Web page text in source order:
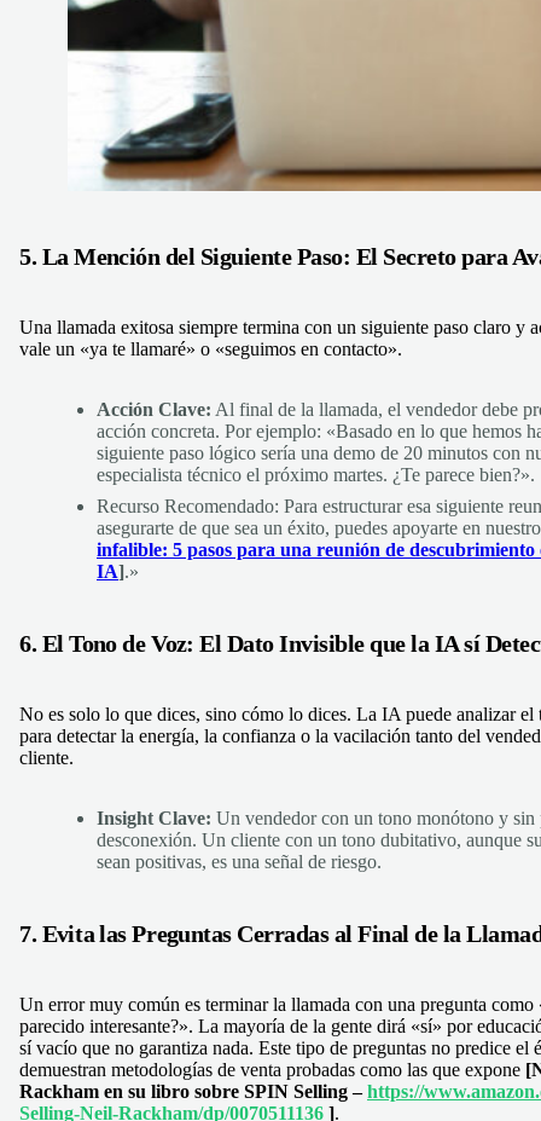
5. La Mención del Siguiente Paso: El Secreto para
Una llamada exitosa siempre termina con un siguiente paso claro y
vale un «ya te llamaré» o «seguimos en contacto».
Acción Clave: Al final de la llamada, el vendedor debe
acción concreta. Por ejemplo: «Basado en lo que hemos
siguiente paso lógico sería una demo de 20 minutos con
especialista técnico el próximo martes. ¿Te parece bien?».
Recurso Recomendado: Para estructurar esa siguiente
asegurarte de que sea un éxito, puedes apoyarte en
infalible: 5 pasos para una reunión de descubrimiento
IA].»
6. El Tono de Voz: El Dato Invisible que la IA sí
No es solo lo que dices, sino cómo lo dices. La IA puede analizar el
para detectar la energía, la confianza o la vacilación tanto del
cliente.
Insight Clave: Un vendedor con un tono monótono y sin
desconexión. Un cliente con un tono dubitativo, aunque
sean positivas, es una señal de riesgo.
7. Evita las Preguntas Cerradas al Final de la
Un error muy común es terminar la llamada con una pregunta como
parecido interesante?». La mayoría de la gente dirá «sí» por
sí vacío que no garantiza nada. Este tipo de preguntas no predice el
demuestran metodologías de venta probadas como las que expone
Rackham en su libro sobre SPIN Selling –https://
Selling-Neil-Rackham/dp/0070511136 ].